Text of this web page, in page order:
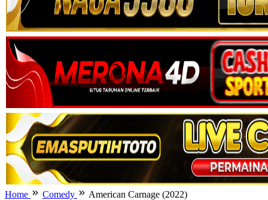
Home Comedy American Carnage (2022)